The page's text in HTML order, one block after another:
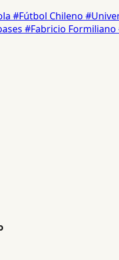
#Fútbol Chileno
#Fabricio Formiliano